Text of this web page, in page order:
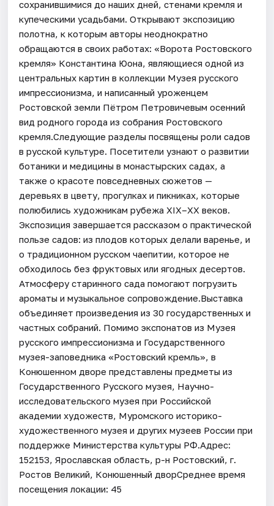
сохранившимися до наших дней, стенами кремля и
купеческими усадьбами. Открывают экспозицию
полотна, к которым авторы неоднократно
обращаются в своих работах: «Ворота Ростовского
кремля» Константина Юона, являющиеся одной из
центральных картин в коллекции Музея русского
импрессионизма, и написанный уроженцем
Ростовской земли Пётром Петровичевым осенний
вид родного города из собрания Ростовского
кремля.Следующие разделы посвящены роли садов
в русской культуре. Посетители узнают о развитии
ботаники и медицины в монастырских садах, а
также о красоте повседневных сюжетов —
деревьях в цвету, прогулках и пикниках, которые
полюбились художникам рубежа XIX–XX веков.
Экспозиция завершается рассказом о практической
пользе садов: из плодов которых делали варенье, и
о традиционном русском чаепитии, которое не
обходилось без фруктовых или ягодных десертов.
Атмосферу старинного сада помогают погрузить
ароматы и музыкальное сопровождение.Выставка
объединяет произведения из 30 государственных и
частных собраний. Помимо экспонатов из Музея
русского импрессионизма и Государственного
музея-заповедника «Ростовский кремль», в
Конюшенном дворе представлены предметы из
Государственного Русского музея, Научно-
исследовательского музея при Российской
академии художеств, Муромского историко-
художественного музея и других музеев России при
поддержке Министерства культуры РФ.Адрес:
152153, Ярославская область, р-н Ростовский, г.
Ростов Великий, Конюшенный дворСреднее время
посещения локации: 45